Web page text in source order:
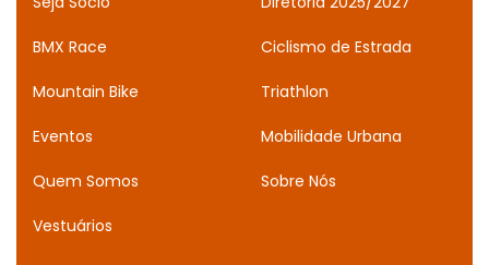
BMX Race Ciclismo de Estrada
Mountain Bike Triathlon
Eventos Mobilidade Urbana
Quem Somos Sobre Nós
Vestuários